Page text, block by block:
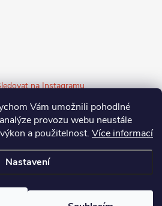
Vám umožnili pohodlné
provozu webu neustále
a použitelnost. Více informací
Nastavení
na Instagramu
vás